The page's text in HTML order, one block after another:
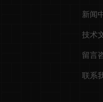
新闻
技术
留言
联系